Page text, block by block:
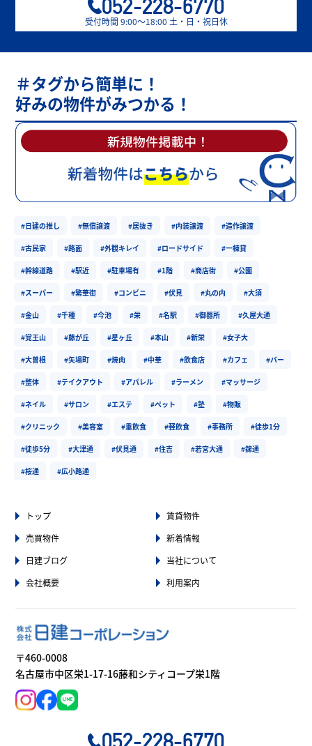
052-228-6770
受付時間 9:00〜18:00 土・日・祝日休
＃タグから簡単に！
好みの物件がみつかる！
#日建の推し #無償譲渡 #居抜き #内装譲渡 #造作譲渡
#古民家 #路面 #外観キレイ #ロードサイド #一棟貸
#幹線道路 #駅近 #駐車場有 #1階 #商店街 #公園
#スーパー #繁華街 #コンビニ #伏見 #丸の内 #大須
#金山 #千種 #今池 #栄 #名駅 #御器所 #久屋大通
#覚王山 #藤が丘 #星ヶ丘 #本山 #新栄 #女子大
#大曽根 #矢場町 #焼肉 #中華 #飲食店 #カフェ #バー
#整体 #テイクアウト #アパレル #ラーメン #マッサージ
#ネイル #サロン #エステ #ペット #塾 #物販
#クリニック #美容室 #重飲食 #軽飲食 #事務所 #徒歩1分
#徒歩5分 #大津通 #伏見通 #住吉 #若宮大通 #錦通
#桜通 #広小路通
トップ
賃貸物件
売買物件
新着情報
日建ブログ
当社について
会社概要
利用案内
〒460-0008
名古屋市中区栄1-17-16藤和シティコープ栄1階